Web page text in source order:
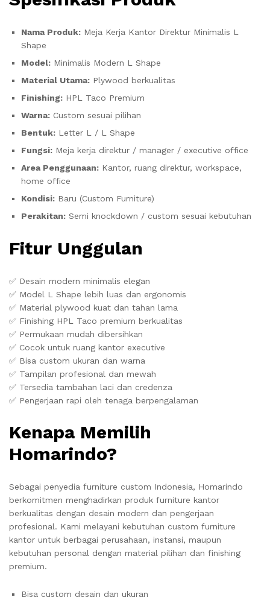
Nama Produk: Meja Kerja Kantor Direktur Minimalis L
Shape
Model: Minimalis Modern L Shape
Material Utama: Plywood berkualitas
Finishing: HPL Taco Premium
Warna: Custom sesuai pilihan
Bentuk: Letter L / L Shape
Fungsi: Meja kerja direktur / manager / executive office
Area Penggunaan: Kantor, ruang direktur, workspace,
home office
Kondisi: Baru (Custom Furniture)
Perakitan: Semi knockdown / custom sesuai kebutuhan
Fitur Unggulan
✅ Desain modern minimalis elegan
✅ Model L Shape lebih luas dan ergonomis
✅ Material plywood kuat dan tahan lama
✅ Finishing HPL Taco premium berkualitas
✅ Permukaan mudah dibersihkan
✅ Cocok untuk ruang kantor executive
✅ Bisa custom ukuran dan warna
✅ Tampilan profesional dan mewah
✅ Tersedia tambahan laci dan credenza
✅ Pengerjaan rapi oleh tenaga berpengalaman
Kenapa Memilih
Homarindo?
Sebagai penyedia furniture custom Indonesia, Homarindo
berkomitmen menghadirkan produk furniture kantor
berkualitas dengan desain modern dan pengerjaan
profesional. Kami melayani kebutuhan custom furniture
kantor untuk berbagai perusahaan, instansi, maupun
kebutuhan personal dengan material pilihan dan finishing
premium.
Bisa custom desain dan ukuran